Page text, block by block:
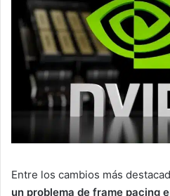
Entre los cambios más
un problema de frame pacing